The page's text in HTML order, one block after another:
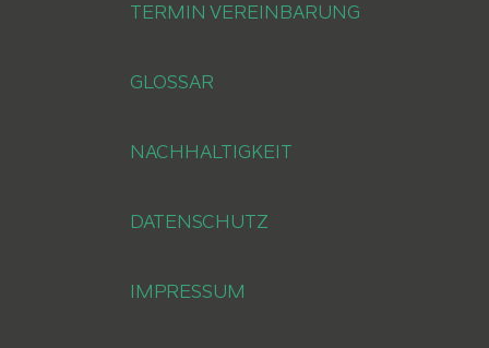
TERMIN VEREINBARUNG
GLOSSAR
NACHHALTIGKEIT
DATENSCHUTZ
IMPRESSUM